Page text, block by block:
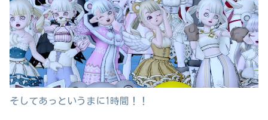
そしてあっというまに1時間！！